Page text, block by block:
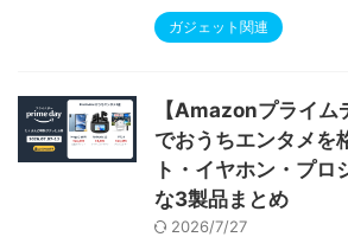
ガジェット関連
【Amazonプライ
でおうちエンタメを
ト・イヤホン・プロ
な3製品まとめ
2026/7/27